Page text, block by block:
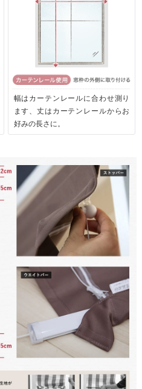
幅はカーテンレールに合わせ測り
ます、丈はカーテンレールからお
好みの長さに。